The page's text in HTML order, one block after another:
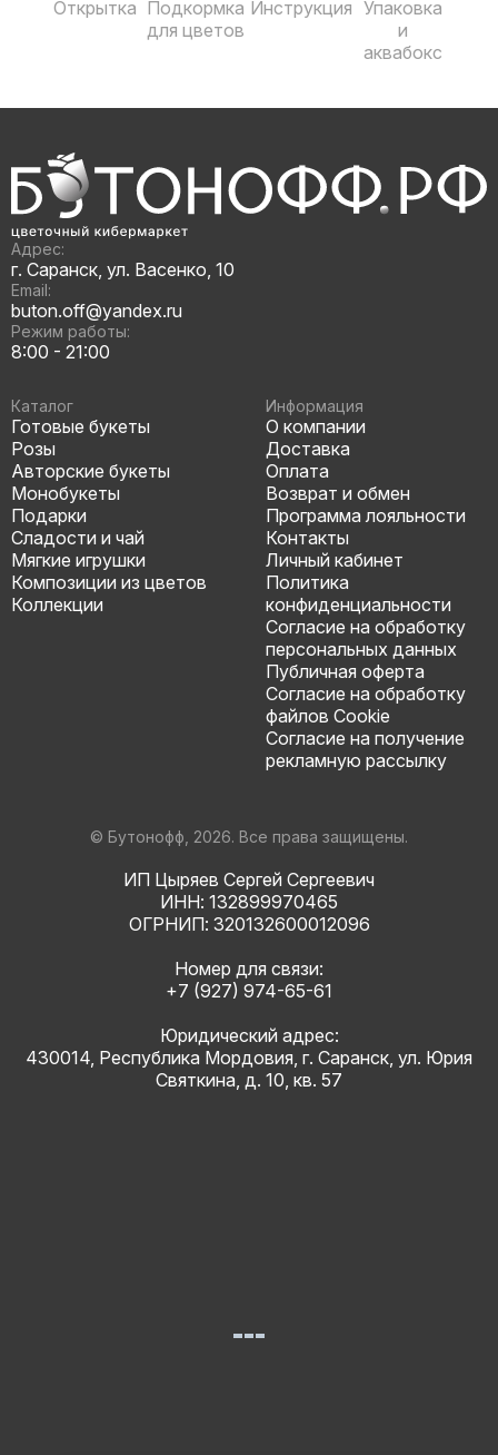
Открытка Подкормка
для цветов
Инструкция Упаковка
и
аквабокс
Адрес:
г. Саранск, ул. Васенко, 10
Email:
buton.off@yandex.ru
Режим работы:
8:00 - 21:00
Каталог
Готовые букеты
Розы
Авторские букеты
Монобукеты
Подарки
Сладости и чай
Мягкие игрушки
Композиции из цветов
Коллекции
Информация
О компании
Доставка
Оплата
Возврат и обмен
Программа лояльности
Контакты
Личный кабинет
Политика
конфиденциальности
Согласие на обработку
персональных данных
Публичная оферта
Согласие на обработку
файлов Cookie
Согласие на получение
рекламную рассылку
© Бутонофф, 2026. Все права защищены.
ИП Цыряев Сергей Сергеевич
ИНН: 132899970465
ОГРНИП: 320132600012096
Номер для связи:
+7 (927) 974-65-61
Юридический адрес:
430014, Республика Мордовия, г. Саранск, ул. Юрия
Святкина, д. 10, кв. 57